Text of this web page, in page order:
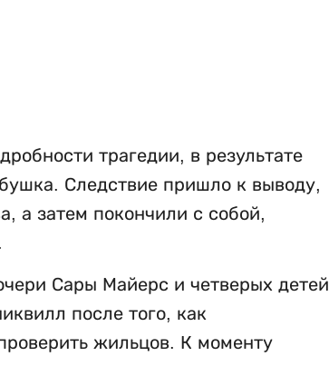
трагедии, в результате
Следствие пришло к выводу,
а затем покончили с собой,
Сары Майерс и четверых детей
после того, как
жильцов. К моменту